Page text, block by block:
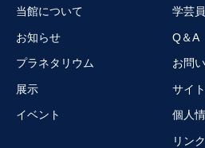
当館について
お知らせ
プラネタリウム
展示
イベント
学芸
Q＆A
お問
サイ
個人
リンク